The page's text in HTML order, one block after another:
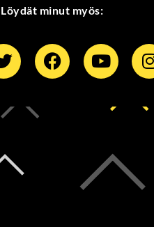
Löydät minut myös: